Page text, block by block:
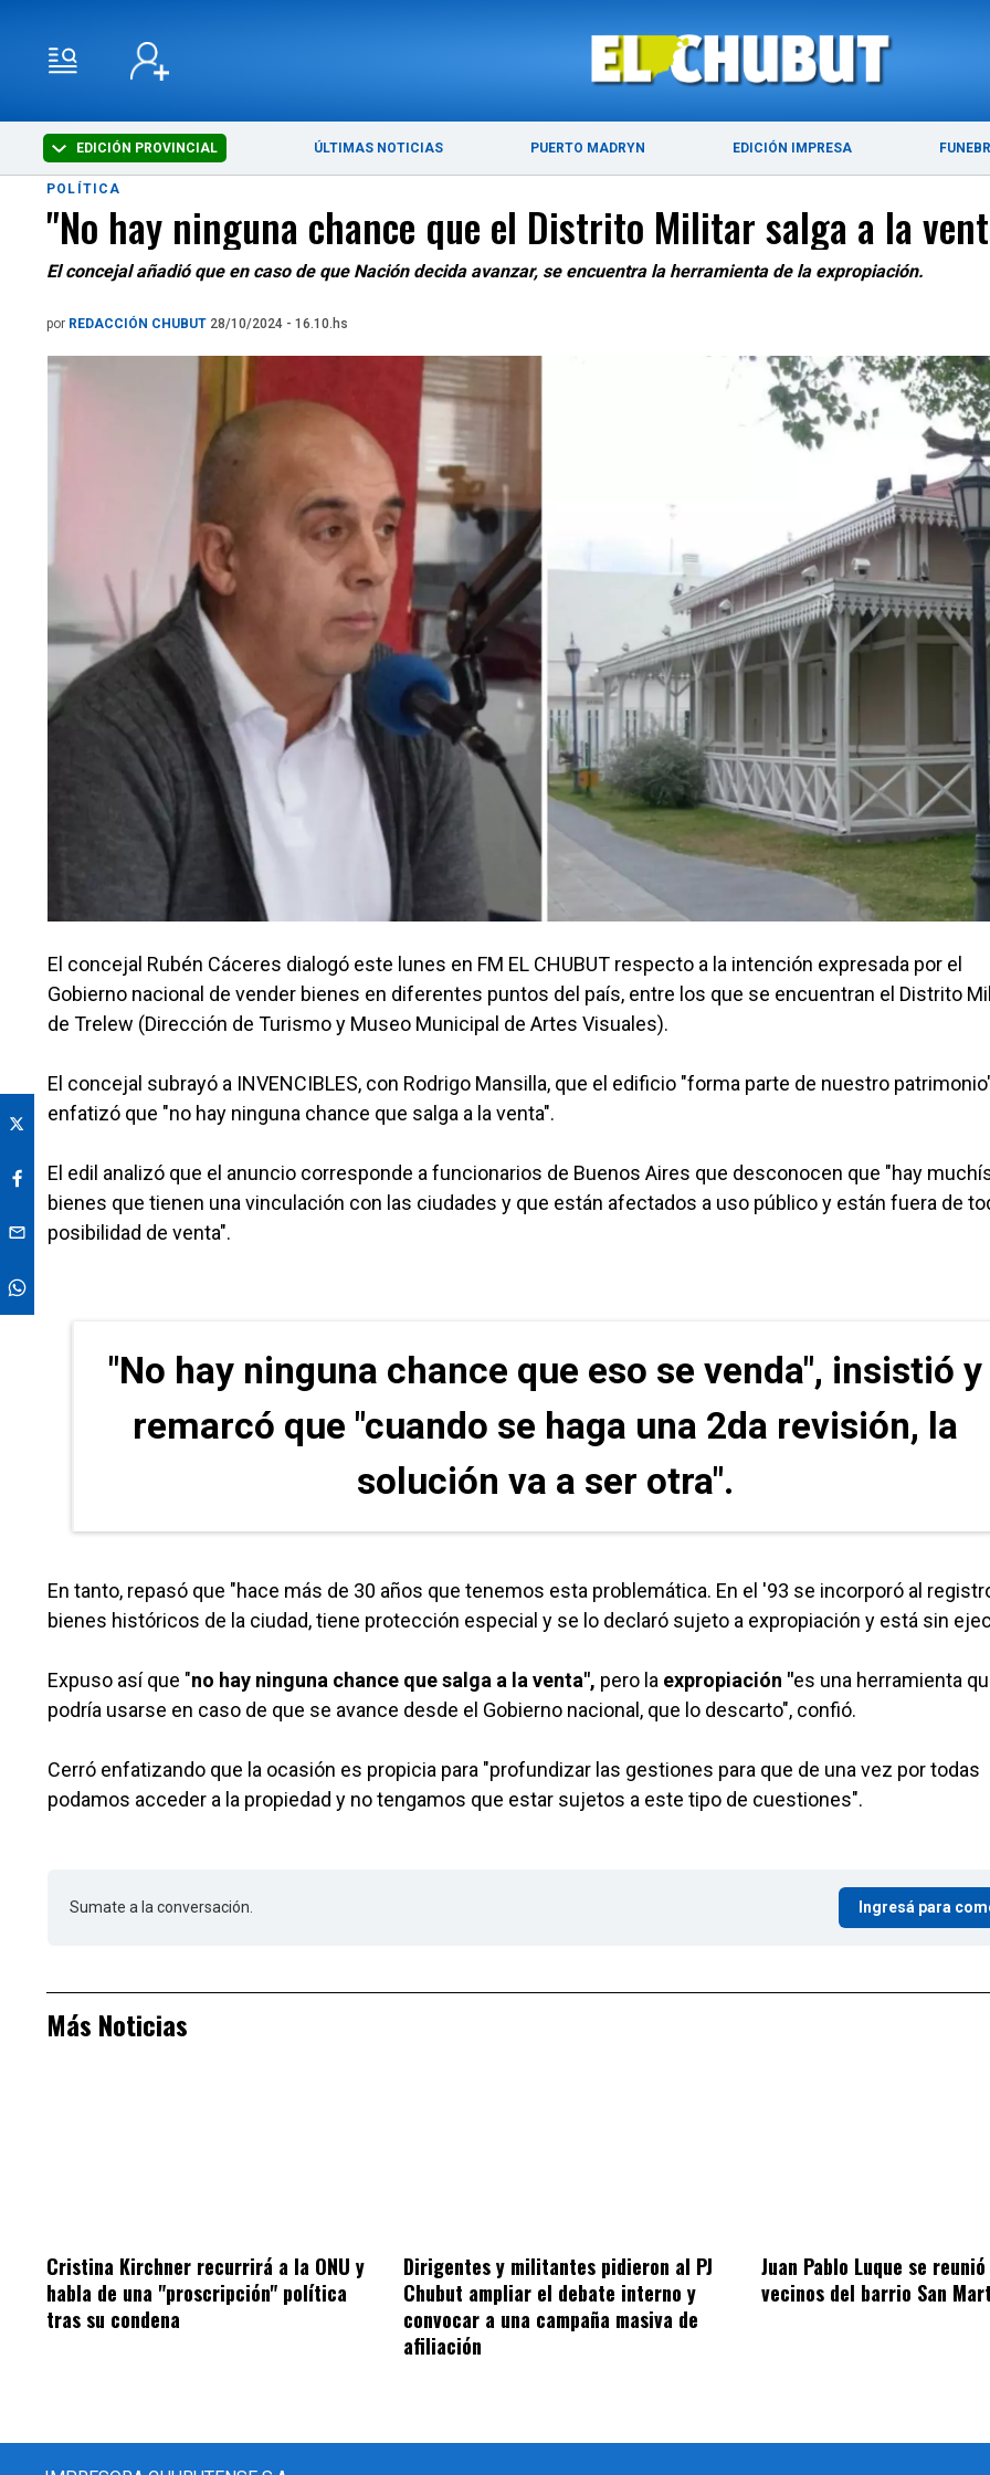
EDICIÓN PROVINCIAL ÚLTIMAS NOTICIAS PUERTO MADRYN EDICIÓN IMPRESA
ÚLTIMAS NOTICIAS PUERTO MADRYN
POLÍTICA
"No hay ninguna chance que el Distrito Militar salga a la
El concejal añadió que en caso de que Nación decida avanzar, se encuentra la herramienta de la expropiación.
por REDACCIÓN CHUBUT 28/10/2024 - 16.10.hs
El concejal Rubén Cáceres dialogó este lunes en FM EL CHUBUT respecto a la intención expresada por el
Gobierno nacional de vender bienes en diferentes puntos del país, entre los que se encuentran el Distrito
de Trelew (Dirección de Turismo y Museo Municipal de Artes Visuales).
El concejal subrayó a INVENCIBLES, con Rodrigo Mansilla, que el edificio "forma parte de nuestro
enfatizó que "no hay ninguna chance que salga a la venta".
El edil analizó que el anuncio corresponde a funcionarios de Buenos Aires que desconocen que "hay
bienes que tienen una vinculación con las ciudades y que están afectados a uso público y están fuera de
posibilidad de venta".
"No hay ninguna chance que eso se venda", insistió y
remarcó que "cuando se haga una 2da revisión, la
solución va a ser otra".
En tanto, repasó que "hace más de 30 años que tenemos esta problemática. En el '93 se incorporó al
bienes históricos de la ciudad, tiene protección especial y se lo declaró sujeto a expropiación y está sin
Expuso así que "no hay ninguna chance que salga a la venta", pero la expropiación "es una herramienta
podría usarse en caso de que se avance desde el Gobierno nacional, que lo descarto", confió.
Cerró enfatizando que la ocasión es propicia para "profundizar las gestiones para que de una vez por todas
podamos acceder a la propiedad y no tengamos que estar sujetos a este tipo de cuestiones".
Sumate a la conversación. Ingresá para
Más Noticias
Cristina Kirchner recurrirá a la ONU y
habla de una "proscripción" política
tras su condena
Dirigentes y militantes pidieron al PJ
Chubut ampliar el debate interno y
convocar a una campaña masiva de
afiliación
Juan Pablo Luque se
vecinos del barrio San